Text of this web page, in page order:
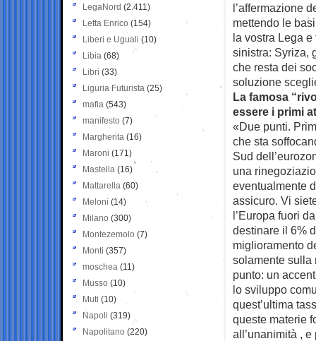
l’affermazione
mettendo le
la vostra Lega
sinistra: Syriza,
che resta dei
soluzione
La famosa
essere i primi
«Due punti.
che sta
Sud
una
eventualmente
assicuro. Vi
l’Europa fuori
destinare il 6%
miglioramento
solamente sulla
punto: un
lo sviluppo
quest’ultima
queste materie
all’unanimità ,
LegaNord (2.411)
Letta Enrico (154)
Liberi e Uguali (10)
Libia (68)
Libri (33)
Liguria Futurista (25)
mafia (543)
manifesto (7)
Margherita (16)
Maroni (171)
Mastella (16)
Mattarella (60)
Meloni (14)
Milano (300)
Montezemolo (7)
Monti (357)
moschea (11)
Musso (10)
Muti (10)
Napoli (319)
Napolitano (220)